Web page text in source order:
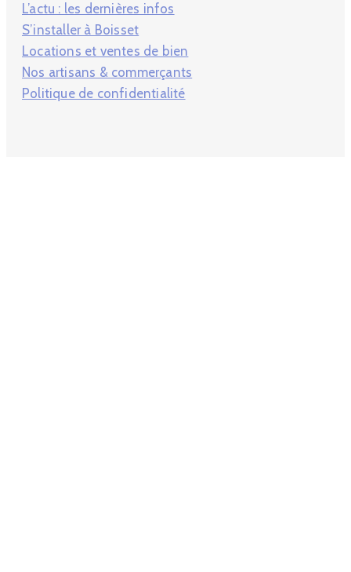
L’actu : les dernières infos
S’installer à Boisset
Locations et ventes de bien
Nos artisans & commerçants
Politique de confidentialité